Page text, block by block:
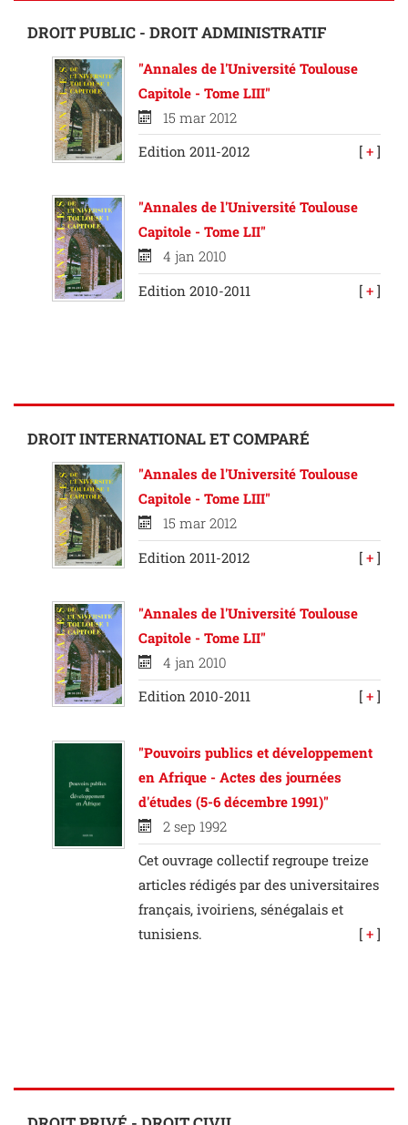
DROIT PUBLIC - DROIT ADMINISTRATIF
"Annales de l'Université Toulouse
Capitole - Tome LIII"
15 mar 2012
Edition 2011-2012
[ + ]
"Annales de l'Université Toulouse
Capitole - Tome LII"
4 jan 2010
Edition 2010-2011
[ + ]
DROIT INTERNATIONAL ET COMPARÉ
"Annales de l'Université Toulouse
Capitole - Tome LIII"
15 mar 2012
Edition 2011-2012
[ + ]
"Annales de l'Université Toulouse
Capitole - Tome LII"
4 jan 2010
Edition 2010-2011
[ + ]
"Pouvoirs publics et développement
en Afrique - Actes des journées
d'études (5-6 décembre 1991)"
2 sep 1992
Cet ouvrage collectif regroupe treize
articles rédigés par des universitaires
français, ivoiriens, sénégalais et
tunisiens.
[ + ]